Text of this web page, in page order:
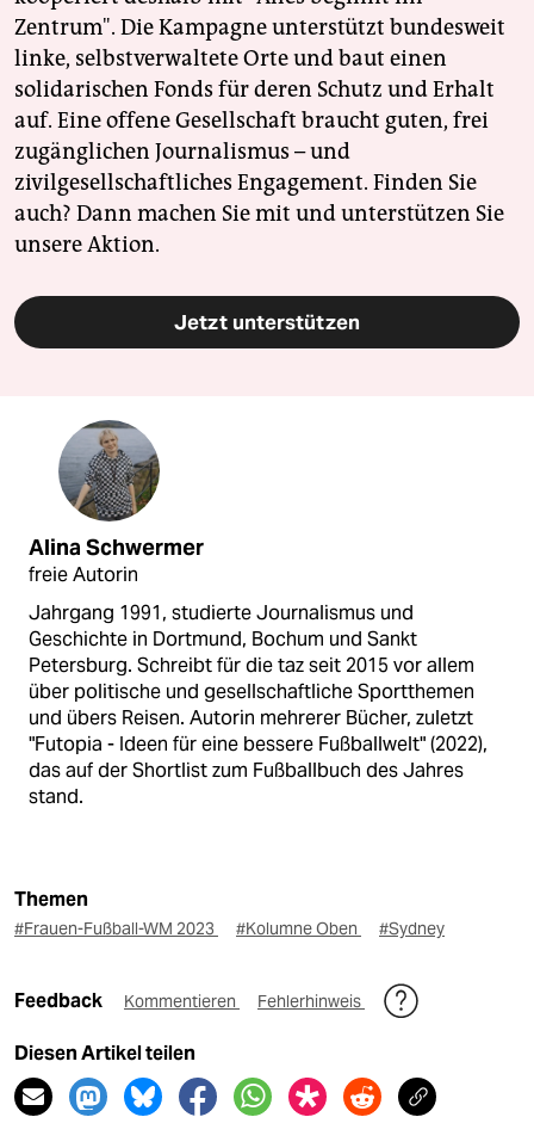
Zentrum". Die Kampagne unterstützt bundesweit
linke, selbstverwaltete Orte und baut einen
solidarischen Fonds für deren Schutz und Erhalt
auf. Eine offene Gesellschaft braucht guten, frei
zugänglichen Journalismus – und
zivilgesellschaftliches Engagement. Finden Sie
auch? Dann machen Sie mit und unterstützen Sie
unsere Aktion.
Jetzt unterstützen
Alina Schwermer
freie Autorin
Jahrgang 1991, studierte Journalismus und
Geschichte in Dortmund, Bochum und Sankt
Petersburg. Schreibt für die taz seit 2015 vor allem
über politische und gesellschaftliche Sportthemen
und übers Reisen. Autorin mehrerer Bücher, zuletzt
"Futopia - Ideen für eine bessere Fußballwelt" (2022),
das auf der Shortlist zum Fußballbuch des Jahres
stand.
Themen
#Frauen-Fußball-WM 2023 #Kolumne Oben #Sydney
Feedback Kommentieren Fehlerhinweis
Diesen Artikel teilen